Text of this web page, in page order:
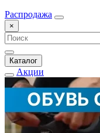
Распродажа
×
Каталог
Акции